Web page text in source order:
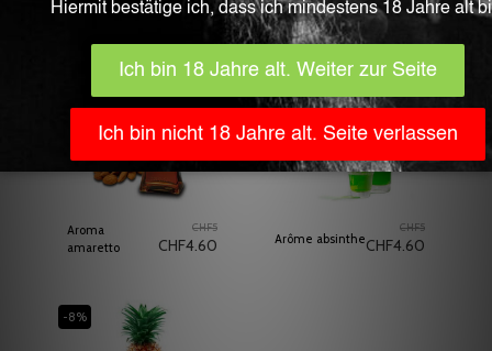
Produits Associés
Aroma
amaretto
CHF5
CHF4.60 Arôme absinthe
CHF5
CHF4.60
-8%